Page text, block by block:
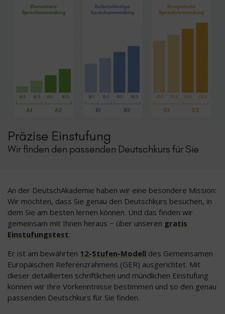
Präzise Einstufung
Wir finden den passenden Deutschkurs für Sie
An der DeutschAkademie haben wir eine besondere Mission:
Wir möchten, dass Sie genau den Deutschkurs besuchen, in
dem Sie am besten lernen können. Und das finden wir
gemeinsam mit Ihnen heraus − über unseren gratis
Einstufungstest.
Er ist am bewährten 12-Stufen-Modell des Gemeinsamen
Europäischen Referenzrahmens (GER) ausgerichtet. Mit
dieser detaillierten schriftlichen und mündlichen Einstufung
können wir Ihre Vorkenntnisse bestimmen und so den genau
passenden Deutschkurs für Sie finden.